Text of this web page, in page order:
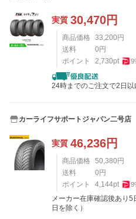
実質 30,470円
商品価格 33,200 円
送料
0 円
ポイント
2,730pt 9
24時までのご注文で2日以
カーライフサポートジャパン二号店
実質 46,236円
商品価格 50,380円
送料
0円
ポイント
4,144pt 9
メーカー在庫確認後あり
日を除く）